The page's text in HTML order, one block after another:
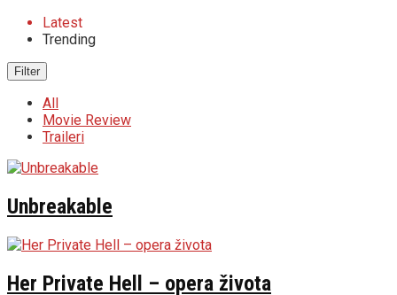
Latest
Trending
Filter
All
Movie Review
Traileri
Unbreakable
Her Private Hell – opera života